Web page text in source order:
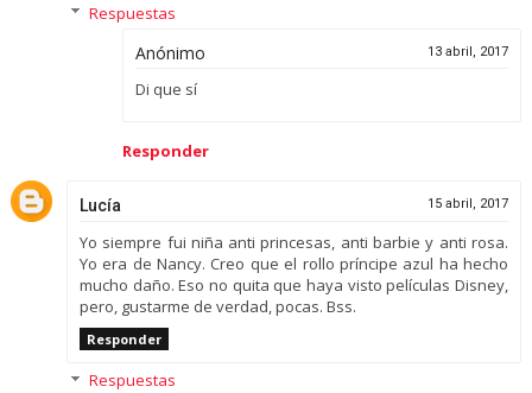
Respuestas
Anónimo 13 abril, 2017
Di que sí
Responder
Lucía 15 abril, 2017
Yo siempre fui niña anti princesas, anti barbie y anti rosa.
Yo era de Nancy. Creo que el rollo príncipe azul ha hecho
mucho daño. Eso no quita que haya visto películas Disney,
pero, gustarme de verdad, pocas. Bss.
Responder
Respuestas